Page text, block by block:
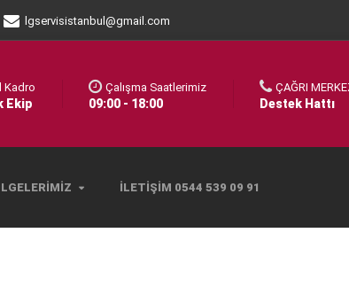
lgservisistanbul@gmail.com
İLETIŞIM 0544 539 09 91
Kadro
Ekip
Çalışma Saatlerimiz
09:00 - 18:00
ÇAĞRI
Destek Hattı